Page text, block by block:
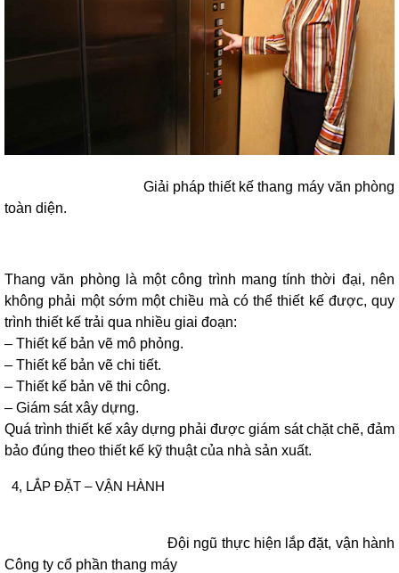
Giải pháp thiết kế thang máy văn phòng
toàn diện.
Thang văn phòng là một công trình mang tính thời đại, nên
không phải một sớm một chiều mà có thể thiết kế được, quy
trình thiết kế trải qua nhiều giai đoạn:
– Thiết kế bản vẽ mô phỏng.
– Thiết kế bản vẽ chi tiết.
– Thiết kế bản vẽ thi công.
– Giám sát xây dựng.
Quá trình thiết kế xây dựng phải được giám sát chặt chẽ, đảm
bảo đúng theo thiết kế kỹ thuật của nhà sản xuất.
4, LẮP ĐẶT – VẬN HÀNH
Đội ngũ thực hiện lắp đặt, vận hành
Công ty cổ phần thang máy